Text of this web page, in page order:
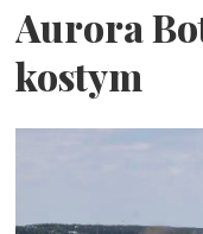
Aurora
kostym